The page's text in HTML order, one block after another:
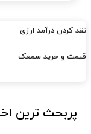
نقد کردن درآمد ارزی
قیمت و خرید سمعک
پربحث ترین